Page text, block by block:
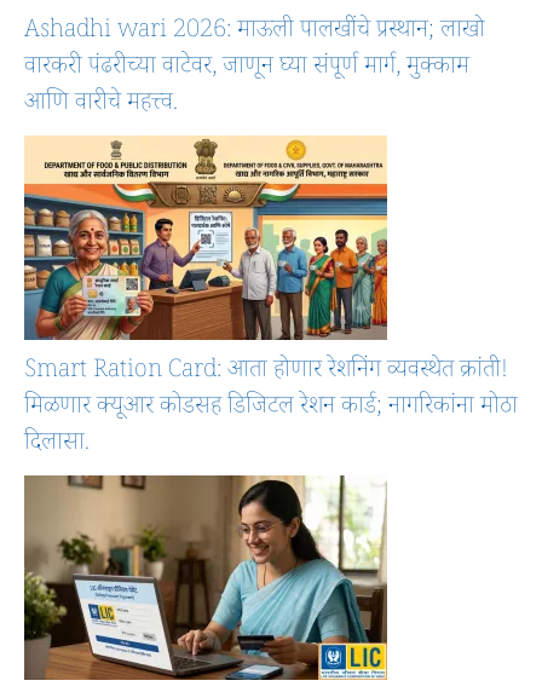
Ashadhi wari 2026: माऊली पालखींचे प्रस्थान; लाखो
वारकरी पंढरीच्या वाटेवर, जाणून घ्या संपूर्ण मार्ग, मुक्काम
आणि वारीचे महत्त्व.
Smart Ration Card: आता होणार रेशनिंग व्यवस्थेत क्रांती!
मिळणार क्यूआर कोडसह डिजिटल रेशन कार्ड; नागरिकांना मोठा
दिलासा.